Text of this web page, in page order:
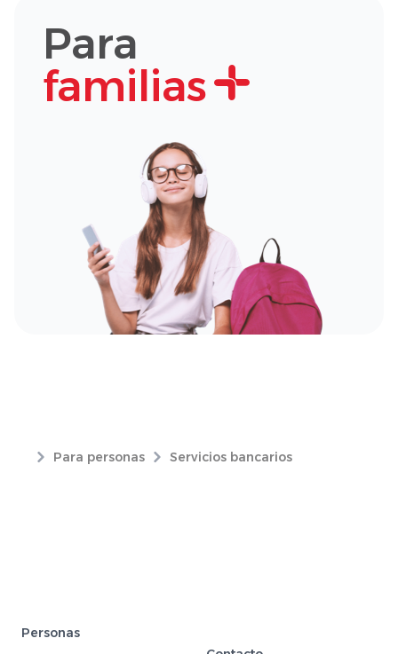
Para
familias
Para personas Servicios bancarios
Personas